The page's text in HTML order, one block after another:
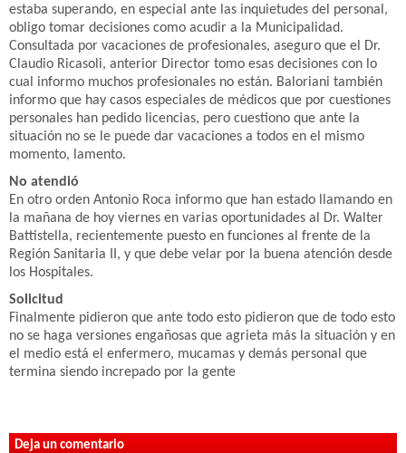
estaba superando, en especial ante las inquietudes del personal,
obligo tomar decisiones como acudir a la Municipalidad.
Consultada por vacaciones de profesionales, aseguro que el Dr.
Claudio Ricasoli, anterior Director tomo esas decisiones con lo
cual informo muchos profesionales no están. Baloriani también
informo que hay casos especiales de médicos que por cuestiones
personales han pedido licencias, pero cuestiono que ante la
situación no se le puede dar vacaciones a todos en el mismo
momento, lamento.
No atendió
En otro orden Antonio Roca informo que han estado llamando en
la mañana de hoy viernes en varias oportunidades al Dr. Walter
Battistella, recientemente puesto en funciones al frente de la
Región Sanitaria II, y que debe velar por la buena atención desde
los Hospitales.
Solicitud
Finalmente pidieron que ante todo esto pidieron que de todo esto
no se haga versiones engañosas que agrieta más la situación y en
el medio está el enfermero, mucamas y demás personal que
termina siendo increpado por la gente
Deja un comentario